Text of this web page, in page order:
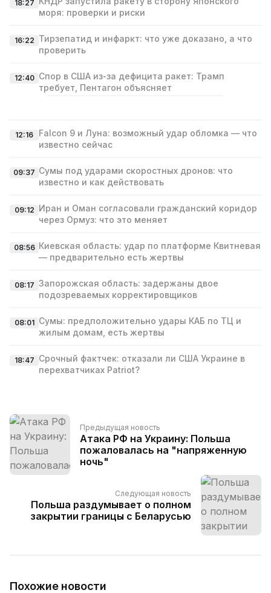
18:27
моря: проверки и риски
16:22 Тирзепатид и инфаркт: что уже доказано, а что
проверить
12:40 Спор в США из‑за дефицита ракет: Трамп
требует, Пентагон объясняет
12:16
Falcon 9 и Луна: возможный удар обломка — что
известно сейчас
09:37 Сумы под ударами скоростных дронов: что
известно и как действовать
09:12 Иран и Оман согласовали гражданский коридор
через Ормуз: что это меняет
08:56 Киевская область: удар по платформе Квитневая
— предварительно есть жертвы
08:17 Запорожская область: задержаны двое
подозреваемых корректировщиков
08:01 Сумы: предположительно удары КАБ по ТЦ и
жилым домам, есть жертвы
18:47 Срочный фактчек: отказали ли США Украине в
перехватчиках Patriot?
Предыдущая новость
Атака РФ на Украину: Польша
пожаловалась на "напряженную
ночь"
Следующая новость
Польша раздумывает о полном
закрытии границы с Беларусью
Похожие новости